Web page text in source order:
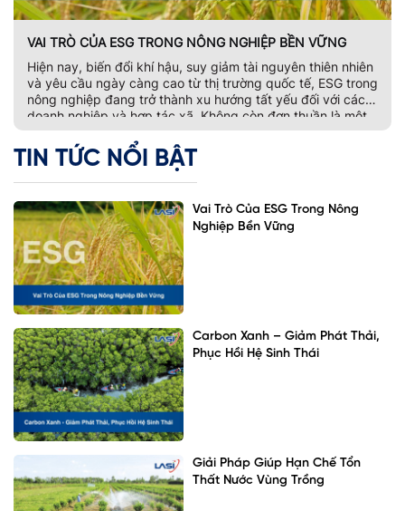
VAI TRÒ CỦA ESG TRONG NÔNG NGHIỆP BỀN VỮNG
Hiện nay, biến đổi khí hậu, suy giảm tài nguyên thiên nhiên
và yêu cầu ngày càng cao từ thị trường quốc tế, ESG trong
nông nghiệp đang trở thành xu hướng tất yếu đối với các
doanh nghiệp và hợp tác xã. Không còn đơn thuần là một
bộ tiêu chí đánh giá phát […]
TIN TỨC NỔI BẬT
Vai Trò Của ESG Trong Nông
Nghiệp Bền Vững
Carbon Xanh – Giảm Phát Thải,
Phục Hồi Hệ Sinh Thái
Giải Pháp Giúp Hạn Chế Tổn
Thất Nước Vùng Trồng